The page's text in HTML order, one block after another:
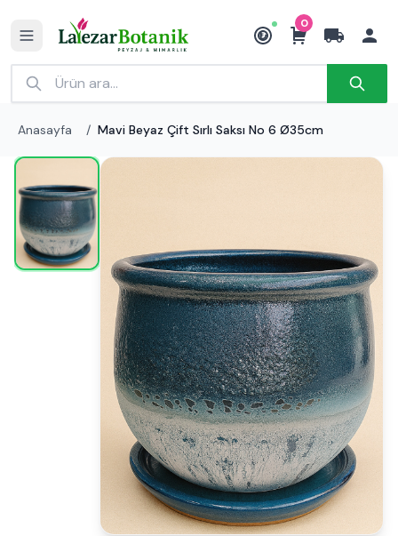
₺
0
Anasayfa / Mavi Beyaz Çift Sırlı Saksı No 6 Ø35cm